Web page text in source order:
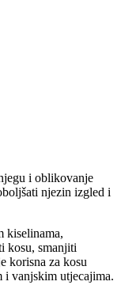
i oblikovanje
njezin izgled i
kiselinama,
kosu, smanjiti
korisna za kosu
i vanjskim utjecajima.